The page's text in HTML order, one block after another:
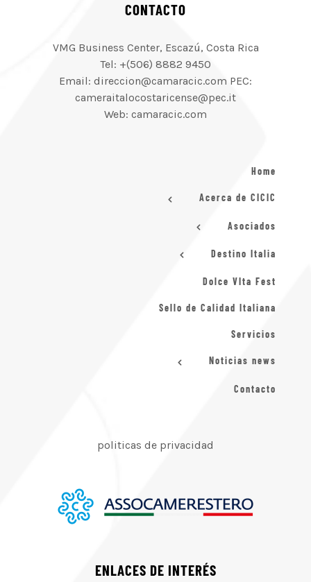
CONTACTO
VMG Business Center, Escazú, Costa Rica
Tel: +(506) 8882 9450
Email: direccion@camaracic.com PEC:
cameraitalocostaricense@pec.it
Web: camaracic.com
Home
Acerca de CICIC
Asociados
Destino Italia
Dolce VIta Fest
Sello de Calidad Italiana
Servicios
Noticias news
Contacto
politicas de privacidad
ENLACES DE INTERÉS